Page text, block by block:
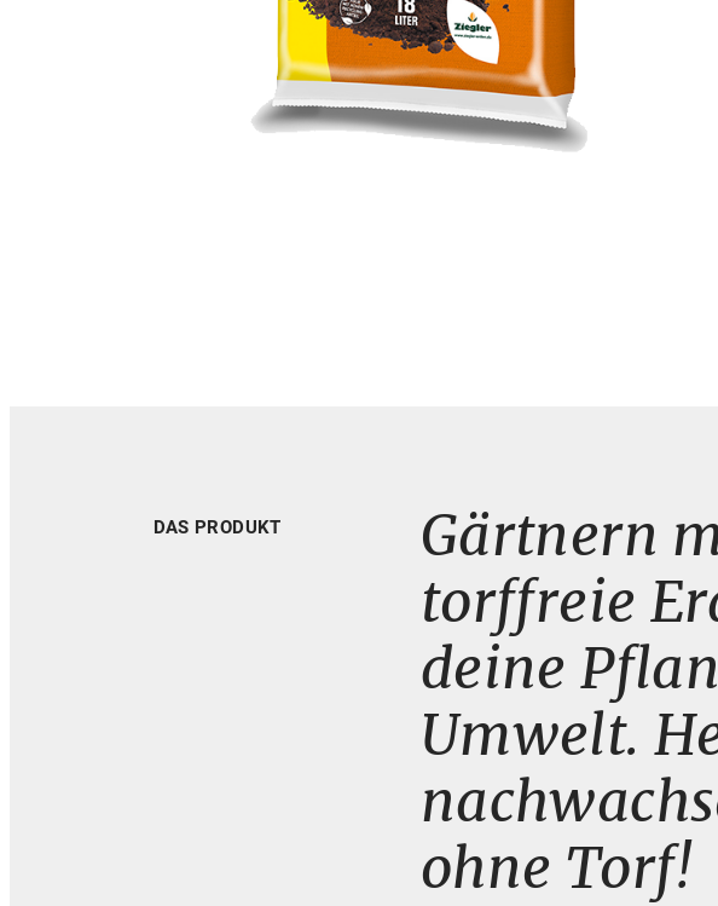
DAS PRODUKT
Gärtnern
torffreie
deine
Umwelt.
ohne Torf!